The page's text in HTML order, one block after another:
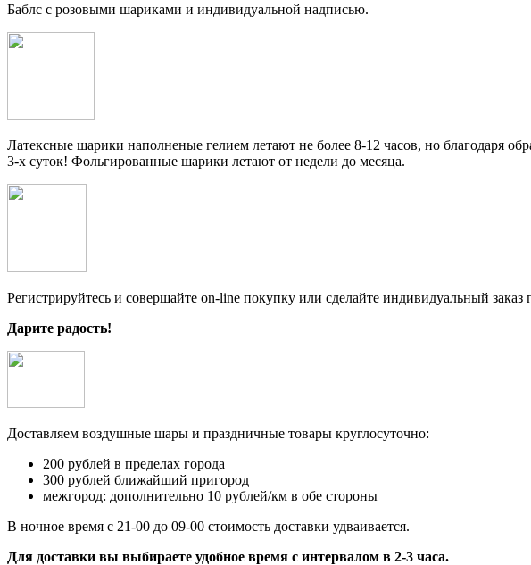
Баблс с розовыми шариками и индивидуальной надписью.
Латексные шарики наполненые гелием летают не более 8-12 часов, но благодаря
3-х суток! Фольгированные шарики летают от недели до месяца.
Регистрируйтесь и совершайте on-line покупку или сделайте индивидуальный заказ
Дарите радость!
Доставляем воздушные шары и праздничные товары круглосуточно:
200 рублей в пределах города
300 рублей ближайший пригород
межгород: дополнительно 10 рублей/км в обе стороны
В ночное время с 21-00 до 09-00 стоимость доставки удваивается.
Для доставки вы выбираете удобное время с интервалом в 2-3 часа.